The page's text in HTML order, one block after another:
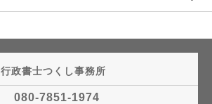
行政書士つくし事務所
080-7851-1974